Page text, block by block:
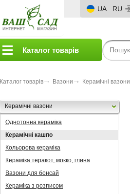
UA RU
Каталог товарів
Каталог товарів Вазони Керамічні вазони
Керамічні вазони
Однотонна кераміка
Керамічні кашпо
Кольорова кераміка
Кераміка теракот, мокко, глина
Вазони для бонсай
Кераміка з розписом